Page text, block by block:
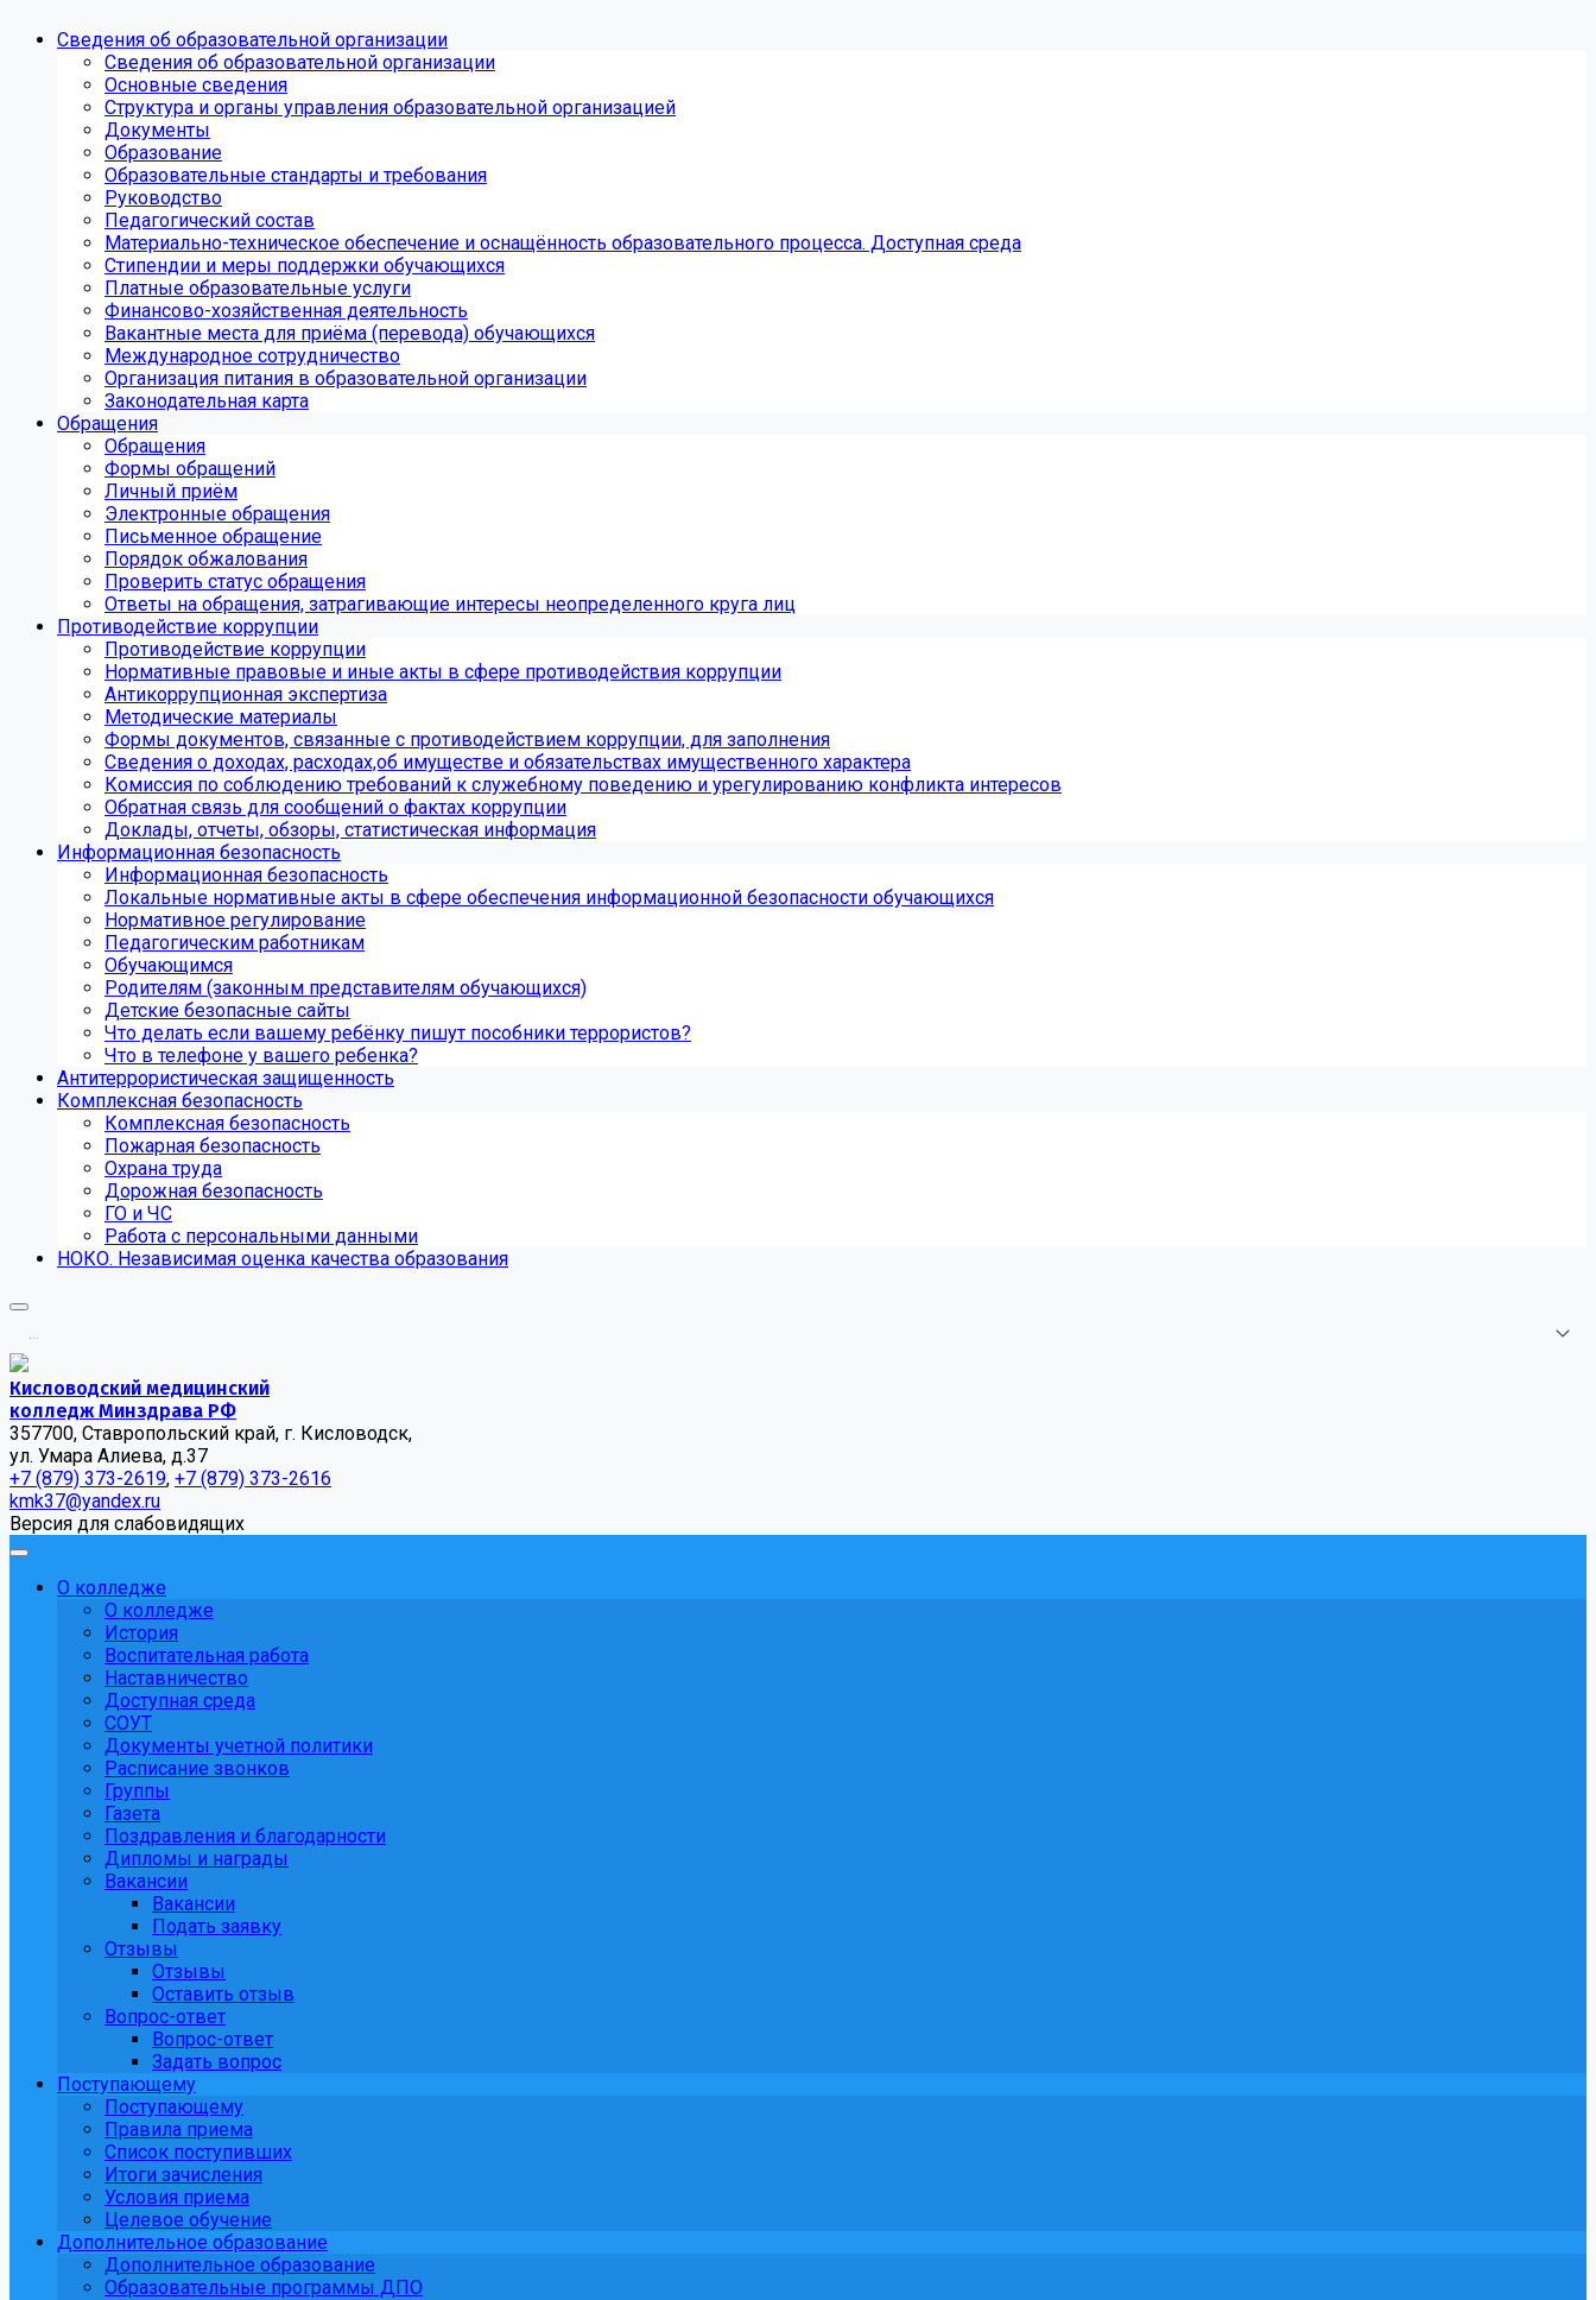
Сведения об образовательной организации
Сведения об образовательной организации
Основные сведения
Структура и органы управления образовательной организацией
Документы
Образование
Образовательные стандарты и требования
Руководство
Педагогический состав
Материально-техническое обеспечение и оснащённость образовательного процесса. Доступная среда
Стипендии и меры поддержки обучающихся
Платные образовательные услуги
Финансово-хозяйственная деятельность
Вакантные места для приёма (перевода) обучающихся
Международное сотрудничество
Организация питания в образовательной организации
Законодательная карта
Обращения
Обращения
Формы обращений
Личный приём
Электронные обращения
Письменное обращение
Порядок обжалования
Проверить статус обращения
Ответы на обращения, затрагивающие интересы неопределенного круга лиц
Противодействие коррупции
Противодействие коррупции
Нормативные правовые и иные акты в сфере противодействия коррупции
Антикоррупционная экспертиза
Методические материалы
Формы документов, связанные с противодействием коррупции, для заполнения
Сведения о доходах, расходах,об имуществе и обязательствах имущественного характера
Комиссия по соблюдению требований к служебному поведению и урегулированию конфликта интересов
Обратная связь для сообщений о фактах коррупции
Доклады, отчеты, обзоры, статистическая информация
Информационная безопасность
Информационная безопасность
Локальные нормативные акты в сфере обеспечения информационной безопасности обучающихся
Нормативное регулирование
Педагогическим работникам
Обучающимся
Родителям (законным представителям обучающихся)
Детские безопасные сайты
Что делать если вашему ребёнку пишут пособники террористов?
Что в телефоне у вашего ребенка?
Антитеррористическая защищенность
Комплексная безопасность
Комплексная безопасность
Пожарная безопасность
Охрана труда
Дорожная безопасность
ГО и ЧС
Работа с персональными данными
НОКО. Независимая оценка качества образования
...
Кисловодский медицинский
колледж Минздрава РФ
357700, Ставропольский край, г. Кисловодск,
ул. Умара Алиева, д.37
+7 (879) 373-2619, +7 (879) 373-2616
kmk37@yandex.ru
Версия для слабовидящих
О колледже
О колледже
История
Воспитательная работа
Наставничество
Доступная среда
СОУТ
Документы учетной политики
Расписание звонков
Группы
Газета
Поздравления и благодарности
Дипломы и награды
Вакансии
Вакансии
Подать заявку
Отзывы
Отзывы
Оставить отзыв
Вопрос-ответ
Вопрос-ответ
Задать вопрос
Поступающему
Поступающему
Правила приема
Список поступивших
Итоги зачисления
Условия приема
Целевое обучение
Дополнительное образование
Дополнительное образование
Образовательные программы ДПО